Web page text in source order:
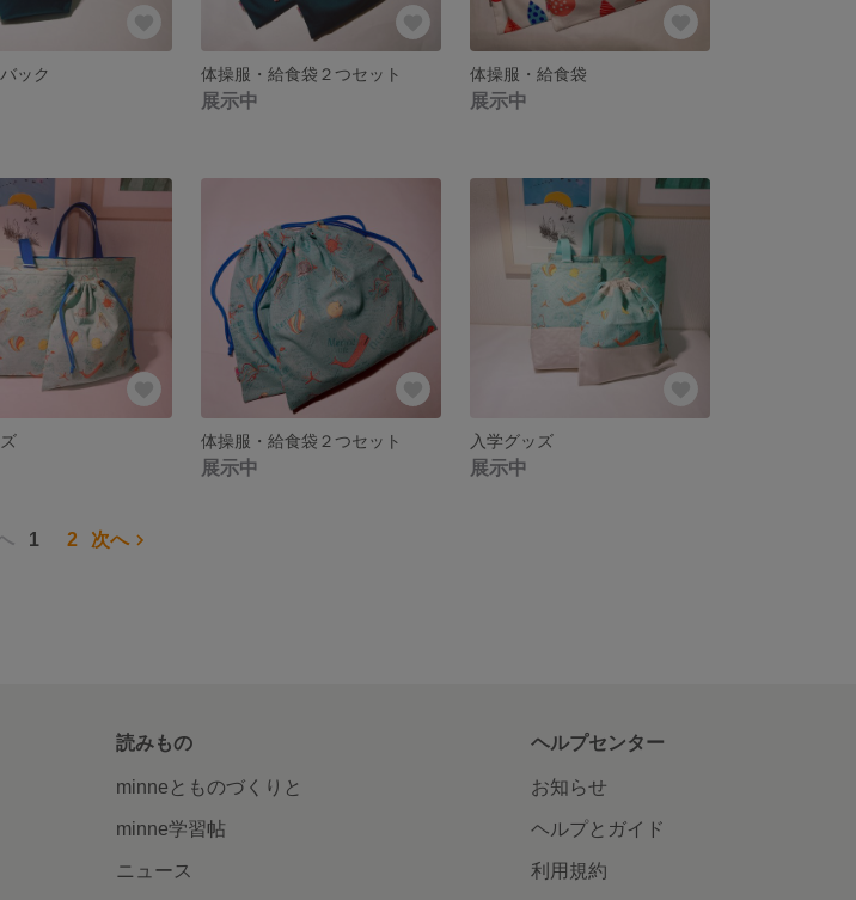
ック 体操服・給食袋２つセット
展示中
体操服・給食袋
展示中
体操服・給食袋２つセット
展示中
入学グッズ
展示中
1 2 次へ
読みもの
minneとものづくりと
minne学習帖
ニュース
ヘルプセンター
お知らせ
ヘルプとガイド
利用規約